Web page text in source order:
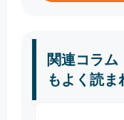
関連コラム
もよく読ま